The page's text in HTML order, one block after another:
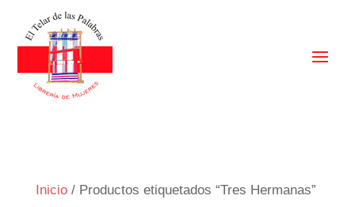
Inicio/ Productos etiquetados “Tres Hermanas”